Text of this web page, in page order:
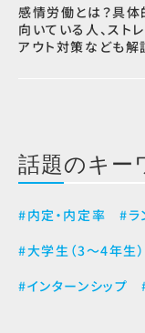
感情労働とは？具
向いている人、スト
アウト対策なども解
話題のキー
#内定・内定率 #ラ
#大学生（3～4年生
#インターンシップ